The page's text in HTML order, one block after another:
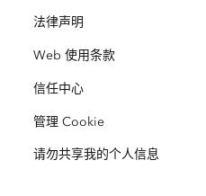
Esri Store
ArcWatch
Esri Press
Esri 视频
业务行为准则
网站地图
教育
种族平等
法律声明
Web 使用条款
信任中心
管理 Cookie
请勿共享我的个人信息